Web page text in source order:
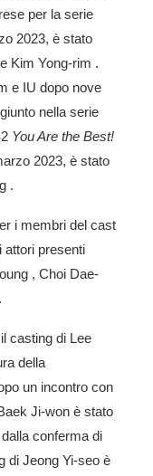
per la serie
2023, è stato
Kim Yong-rim .
e IU dopo nove
nella serie
You Are the Best!
2023, è stato
.
i membri del cast
attori presenti
, Choi Dae-
casting di Lee
della
un incontro con
Ji-won è stato
conferma di
di Jeong Yi-seo è